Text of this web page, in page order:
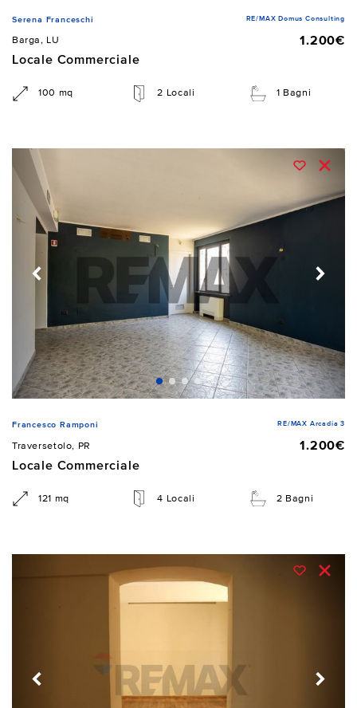
Serena Franceschi RE/MAX Domus Consulting
Barga, LU
1.200€
Locale Commerciale
100 mq 2 Locali 1 Bagni
Francesco Ramponi RE/MAX Arcadia 3
Traversetolo, PR
1.200€
Locale Commerciale
121 mq 4 Locali 2 Bagni